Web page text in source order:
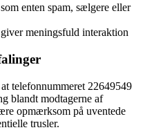
enten spam, sælgere eller
meningsfuld interaktion
telefonnummeret 22649549
blandt modtagerne af
opmærksom på uventede
trusler.